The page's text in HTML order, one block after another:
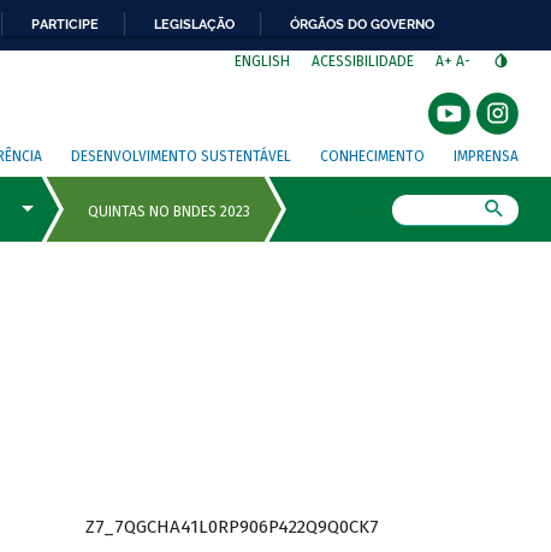
PARTICIPE LEGISLAÇÃO ÓRGÃOS DO GOVERNO
ENGLISH ACESSIBILIDADE A+ A-
DESENVOLVIMENTO SUSTENTÁVEL CONHECIMENTO IMPRENSA
Z7_7QGCHA41L0RP906P422Q9Q0CK7